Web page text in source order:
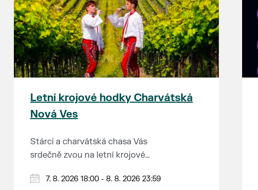
Letní krojové hodky Charvátská
Nová Ves
Stárci a charvátská chasa Vás
srdečně zvou na letní krojové
PÁTEK 7. srpna
7. 8. 2026 18:00 - 8. 8. 2026 23:59